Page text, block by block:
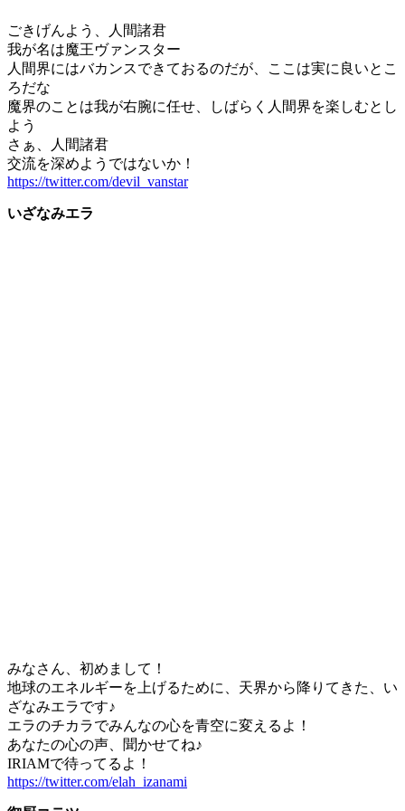
ごきげんよう、人間諸君
我が名は魔王ヴァンスター
人間界にはバカンスできておるのだが、ここは実に良いとこ
ろだな
魔界のことは我が右腕に任せ、しばらく人間界を楽しむとし
よう
さぁ、人間諸君
交流を深めようではないか！
https://twitter.com/devil_vanstar
いざなみエラ
みなさん、初めまして！
地球のエネルギーを上げるために、天界から降りてきた、い
ざなみエラです♪
エラのチカラでみんなの心を青空に変えるよ！
あなたの心の声、聞かせてね♪
IRIAMで待ってるよ！
https://twitter.com/elah_izanami